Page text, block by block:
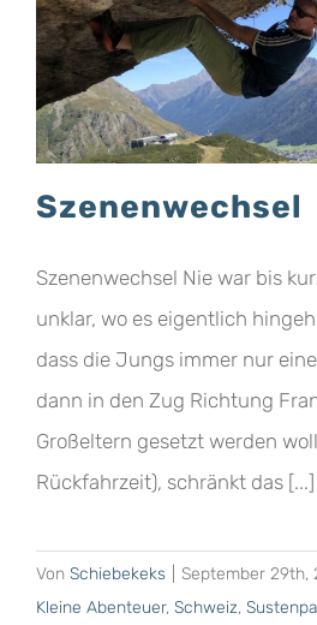
Szenenwechsel
Szenenwechsel Nie war bis
unklar, wo es eigentlich
dass die Jungs immer nur
dann in den Zug Richtung
Großeltern gesetzt werden
Rückfahrzeit), schränkt das [...]
Von Schiebekeks September 29th,
Kleine Abenteuer, Schweiz,